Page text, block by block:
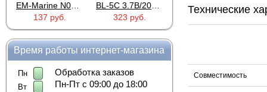
137 руб.
323 руб.
Proline PR-HPT615TY
Время работы интернет-магазина
Пн
Вт
Обработка заказов
Пн-Пт с 09:00 до 18:00
Технические
Совместимость